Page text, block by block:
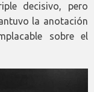
decisivo, pero
la anotación
sobre el